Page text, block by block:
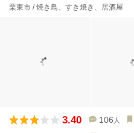
栗東市 / 焼き鳥、すき焼き、居酒屋
3.40 106 人